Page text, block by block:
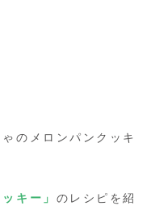
のメロンパンクッキ
キー」 のレシピを紹